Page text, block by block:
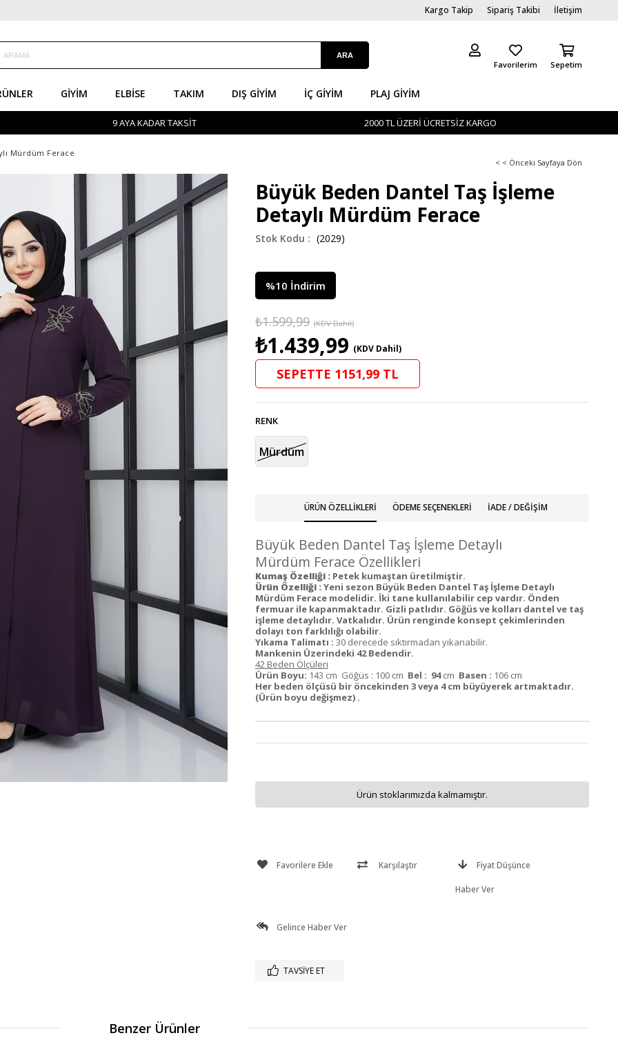
Kargo Takip Sipariş Takibi İletişim
Sepetim
Favorilerim
GIYIM ELBISE TAKIM DIŞ GIYIM İÇ GİYIM PLAJ GIYIM
9 AYA KADAR TAKSİT 2000 TL ÜZERİ ÜCRETSİZ KARGO
Mürdüm Ferace
< < Önceki Sayfaya Dön
Büyük Beden Dantel Taş İşleme
Detaylı Mürdüm Ferace
(2029)
%10 İndirim
₺1.599,99 (KDV Dahil)
₺1.439,99 (KDV Dahil)
SEPETTE 1151,99 TL
RENK
Mürdüm
ÜRÜN ÖZELLIKLERI ÖDEME SEÇENEKLERI İADE / DEĞIŞIM
Büyük Beden Dantel Taş İşleme Detaylı
Mürdüm Ferace Özellikleri
Kumaş Özelliği : Petek kumaştan üretilmiştir.
Ürün Özelliği :Yeni sezon Büyük Beden Dantel Taş İşleme Detaylı
Mürdüm Ferace modelidir. İki tane kullanılabilir cep vardır. Önden
fermuar ile kapanmaktadır. Gizli patlıdır. Göğüs ve kolları dantel ve taş
işleme detaylıdır. Vatkalıdır. Ürün renginde konsept çekimlerinden
dolayı ton farklılığı olabilir.
Yıkama Talimatı : 30 derecede sıktırmadan yıkanabilir.
Mankenin Üzerindeki 42 Bedendir.
42 Beden Ölçüleri
Ürün Boyu: 143 cm Göğüs : 100 cm Bel : 94cm Basen : 106 cm
Her beden ölçüsü bir öncekinden 3 veya 4 cm büyüyerek artmaktadır.
(Ürün boyu değişmez) .
Ürün stoklarımızda kalmamıştır.
Favorilere Ekle Karşılaştır Fiyat Düşünce
Haber Ver
Gelince Haber Ver
TAVSIYE ET
Benzer Ürünler